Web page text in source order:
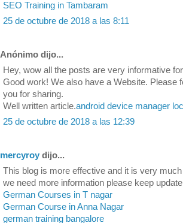
SEO Training in Tambaram
25 de octubre de 2018 a las 8:11
Anónimo dijo...
Hey, wow all the posts are very informative
Good work! We also have a Website. Please
you for sharing.
Well written article.android device manager
25 de octubre de 2018 a las 12:39
mercyroy dijo...
This blog is more effective and it is very
we need more information please keep
German Courses in T nagar
German Course in Anna Nagar
german training bangalore